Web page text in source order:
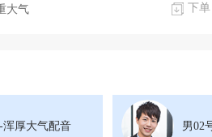
大气 下单
浑厚大气配音 男02